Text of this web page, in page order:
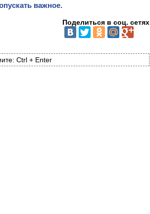
важное.
Поделиться в соц. сетях
Ctrl + Enter